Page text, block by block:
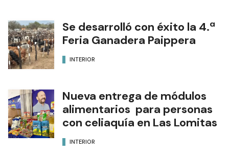
Se desarrolló con éxito la 4.ª
Feria Ganadera Paippera
INTERIOR
Nueva entrega de módulos
alimentarios para personas
con celiaquía en Las Lomitas
INTERIOR